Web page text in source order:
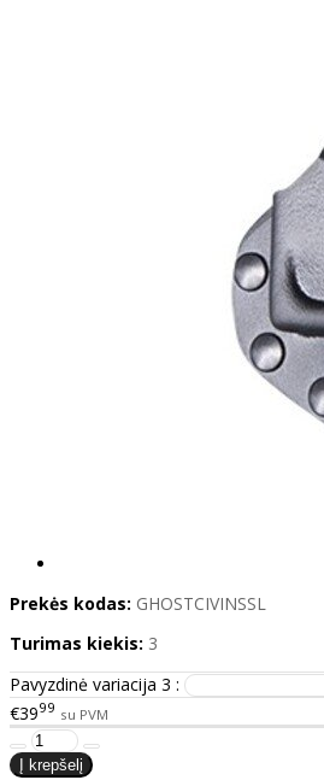
Prekės kodas: GHOSTCIVINSSL
Turimas kiekis: 3
Pavyzdinė variacija 3 :
€3999 su PVM